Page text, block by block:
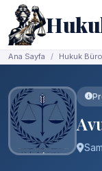
Ana Sayfa Hukuk